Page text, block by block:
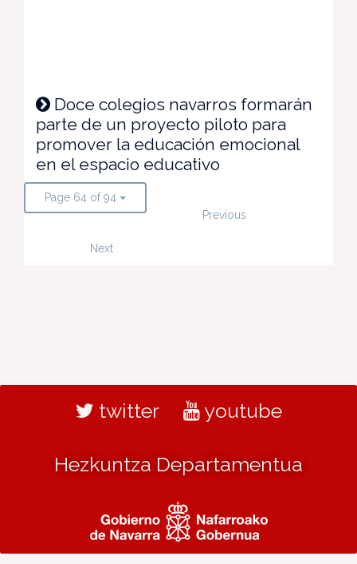
Doce colegios navarros formarán
parte de un proyecto piloto para
promover la educación emocional
en el espacio educativo
Page 64 of 94
Previous
Next
twitter youtube
Hezkuntza Departamentua